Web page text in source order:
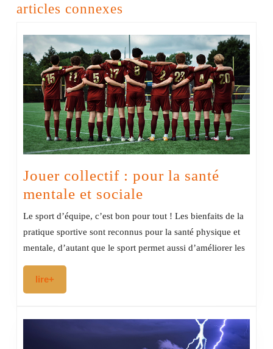
articles connexes
Jouer collectif : pour la santé
mentale et sociale
collectif
:
pour
et
sociale
Le sport d’équipe, c’est bon pour tout ! Les bienfaits de la
pratique sportive sont reconnus pour la santé physique et
mentale, d’autant que le sport permet aussi d’améliorer les
lire+